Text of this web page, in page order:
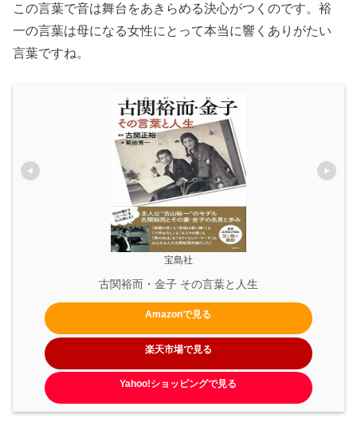
この言葉で音は舞台をあきらめる決心がつくのです。裕
一の言葉は母になる女性にとって本当に響くありがたい
言葉ですね。
宝島社
古関裕而・金子 その言葉と人生
Amazonで見る
楽天市場で見る
Yahoo!ショッピングで見る